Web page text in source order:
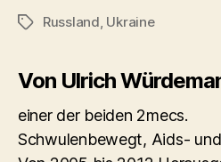
Schlagwörter
Russland, Ukraine
Von Ulrich
einer der beiden 2mecs.
Schwulenbewegt, Aids-